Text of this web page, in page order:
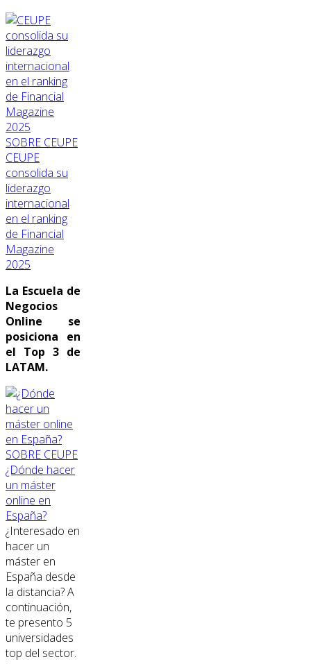
SOBRE CEUPE
CEUPE
consolida su
liderazgo
internacional
en el ranking
de Financial
Magazine
2025
La Escuela de
Negocios
Online se
posiciona en
el Top 3 de
LATAM.
SOBRE CEUPE
¿Dónde hacer
un máster
online en
España?
¿Interesado en
hacer un
máster en
España desde
la distancia? A
continuación,
te presento 5
universidades
top del sector.